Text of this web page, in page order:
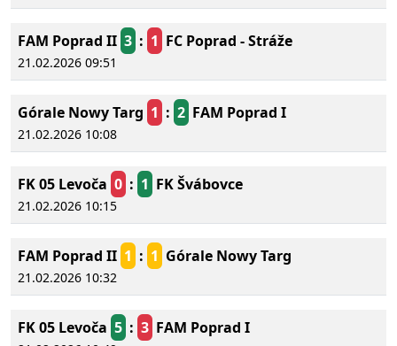
FAM Poprad II 3 : 1 FC Poprad - Stráže
21.02.2026 09:51
Górale Nowy Targ 1 : 2 FAM Poprad I
21.02.2026 10:08
FK 05 Levoča 0 : 1 FK Švábovce
21.02.2026 10:15
FAM Poprad II 1 : 1 Górale Nowy Targ
21.02.2026 10:32
FK 05 Levoča 5 : 3 FAM Poprad I